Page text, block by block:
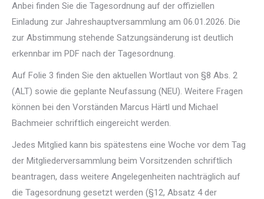
‌Anbei finden Sie die Tagesordnung auf der offiziellen
Einladung zur Jahreshauptversammlung am 06.01.2026. Die
zur Abstimmung stehende Satzungsänderung ist deutlich
erkennbar im PDF nach der Tagesordnung.
Auf Folie 3 finden Sie den aktuellen Wortlaut von §8 Abs. 2
(ALT) sowie die geplante Neufassung (NEU). Weitere Fragen
können bei den Vorständen Marcus Härtl und Michael
Bachmeier schriftlich eingereicht werden.
Jedes Mitglied kann bis spätestens eine Woche vor dem Tag
der Mitgliederversammlung beim Vorsitzenden schriftlich
beantragen, dass weitere Angelegenheiten nachträglich auf
die Tagesordnung gesetzt werden (§12, Absatz 4 der